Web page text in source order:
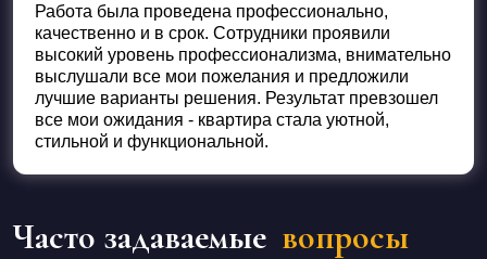
Работа была проведена профессионально,
качественно и в срок. Сотрудники проявили
высокий уровень профессионализма, внимательно
выслушали все мои пожелания и предложили
лучшие варианты решения. Результат превзошел
все мои ожидания - квартира стала уютной,
стильной и функциональной.
Часто задаваемые вопросы